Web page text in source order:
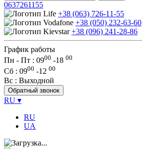
0637261155
+38 (063) 726-11-55
+38 (050) 232-63-60
+38 (096) 241-28-86
График работы
Пн - Пт : 0900 -18 00
Сб : 0900 -12 00
Вс : Выходной
Обратный звонок
RU ▾
RU
UA